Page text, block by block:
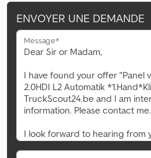
ENVOYER UNE DEMANDE
Message*